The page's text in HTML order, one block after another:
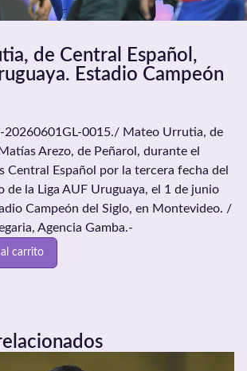
de Central Español,
Estadio Campeón
20260601GL-0015./ Mateo Urrutia, de
Arezo, de Peñarol, durante el
Central Español por la tercera fecha del
de la Liga AUF Uruguaya, el 1 de junio
Campeón del Siglo, en Montevideo. /
Agencia Gamba.-
carrito